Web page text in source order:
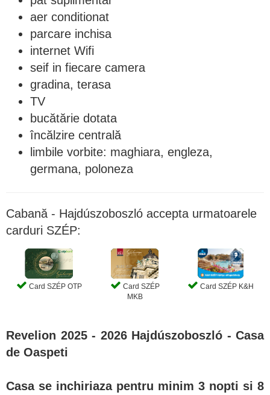
aer conditionat
parcare inchisa
internet Wifi
seif in fiecare camera
gradina, terasa
TV
bucătărie dotata
încălzire centrală
limbile vorbite: maghiara, engleza,
germana, poloneza
Cabană - Hajdúszoboszló accepta urmatoarele
carduri SZÉP:
Card SZÉP OTP
Card SZÉP
MKB
Card SZÉP K&H
Revelion 2025 - 2026 Hajdúszoboszló - Casa
de Oaspeti
Casa se inchiriaza pentru minim 3 nopti si 8